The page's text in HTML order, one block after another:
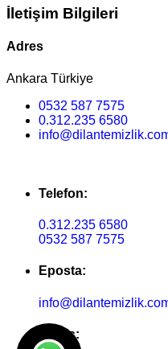
İletişim Bilgileri
Adres
Ankara Türkiye
0532 587 7575
0.312.235 6580
Telefon:
0.312.235 6580
0532 587 7575
Eposta:
Adres: